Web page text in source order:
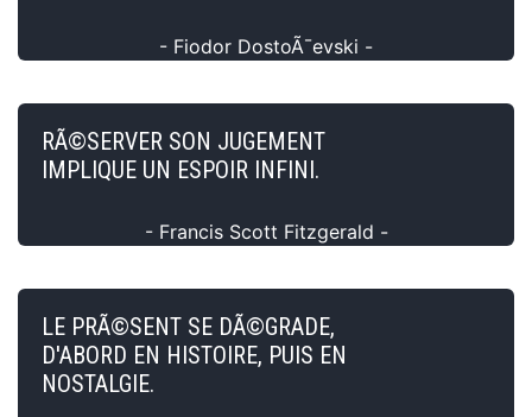
- Fiodor DostoÃ¯evski -
RÃ©SERVER SON JUGEMENT
IMPLIQUE UN ESPOIR INFINI.
- Francis Scott Fitzgerald -
LE PRÃ©SENT SE DÃ©GRADE,
D'ABORD EN HISTOIRE, PUIS EN
NOSTALGIE.